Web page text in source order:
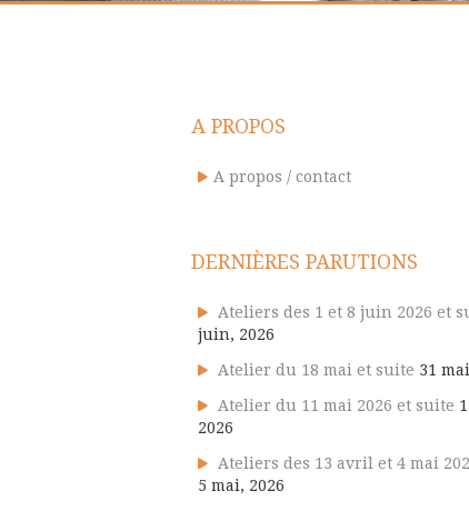
A PROPOS
A propos / contact
DERNIÈRES PARUTIONS
Ateliers des 1 et 8 juin 2026 et
juin, 2026
Atelier du 18 mai et suite 31
Atelier du 11 mai 2026 et suite
2026
Ateliers des 13 avril et 4 mai
5 mai, 2026